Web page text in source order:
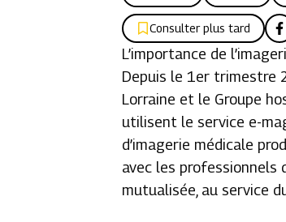
Consulter plus tard
L’importance de
Depuis le 1er trimestre
Lorraine et le Groupe
utilisent le service e-
d’imagerie médicale
avec les
mutualisée, au service